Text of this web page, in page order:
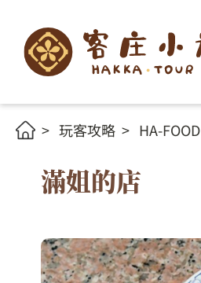
玩客攻略 HA-FOOD
滿姐的店